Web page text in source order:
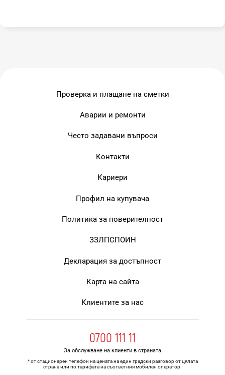
Проверка и плащане на сметки
Аварии и ремонти
Често задавани въпроси
Контакти
Кариери
Профил на купувача
Политика за поверителност
ЗЗЛПСПОИН
Декларация за достъпност
Карта на сайта
Клиентите за нас
0700 111 11
За обслужване на клиенти в страната
* от стационарен телефон на цената на един градски разговор от цялата
страна или по тарифата на съответния мобилен оператор.